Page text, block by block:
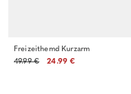
Freizeithemd Kurzarm
49.99 €
24.99 €